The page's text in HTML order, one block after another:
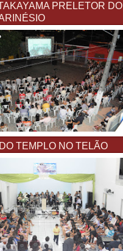
PRELETOR DO
TEMPLO NO TELÃO